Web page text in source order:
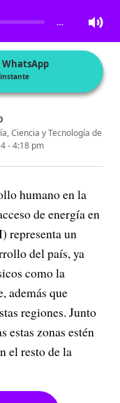
…
Ciencia y Tecnología de
- 4:18 pm
humano en la
de energía en
representa un
del país, ya
como la
además que
regiones. Junto
estas zonas estén
el resto de la